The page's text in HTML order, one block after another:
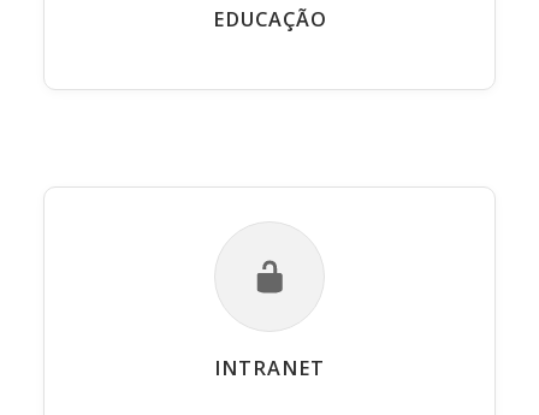
EDUCAÇÃO
INTRANET